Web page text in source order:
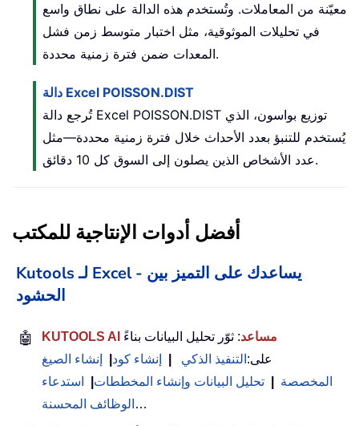
معيّنة من المعاملات. وتُستخدم هذه الدالة على نطاق واسع
في تحليلات الموثوقية، مثل اختبار متوسط زمن فشل
المعدات ضمن فترة زمنية محددة.
دالة Excel POISSON.DIST
تُرجع دالة Excel POISSON.DIST توزيع بواسون، الذي
يُستخدم للتنبؤ بعدد الأحداث خلال فترة زمنية محددة—مثل
عدد الأشخاص الذين يصلون إلى السوق كل 10 دقائق.
أفضل أدوات الإنتاجية للمكتب
Kutools لـ Excel - يساعدك على التميز بين
الحشود
🤖 KUTOOLS AI مساعد: ثوّر تحليل البيانات بناءً
على: التنفيذ الذكي إنشاء كود
إنشاء الصيغ
المخصصة
تحليل البيانات وإنشاء المخططات
استدعاء
الوظائف المحسنة …